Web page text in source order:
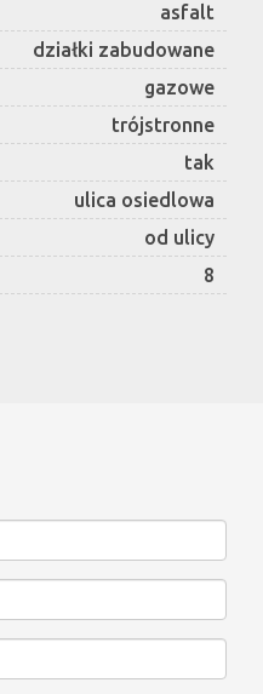
asfalt
działki zabudowane
gazowe
trójstronne
tak
ulica osiedlowa
od ulicy
8